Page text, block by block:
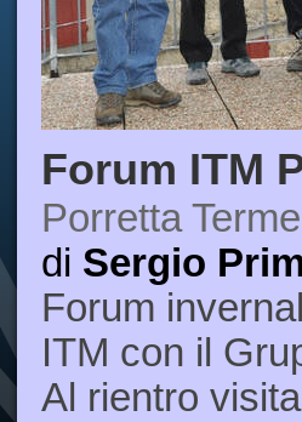
Forum ITM
Porretta
di Sergio
Forum
ITM con il
Al rientro